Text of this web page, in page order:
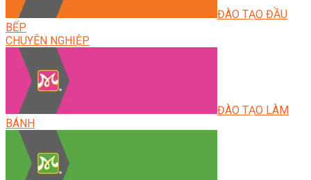
ĐÀO TẠO ĐẦU
BẾP
CHUYÊN NGHIỆP
ĐÀO TẠO LÀM
BÁNH